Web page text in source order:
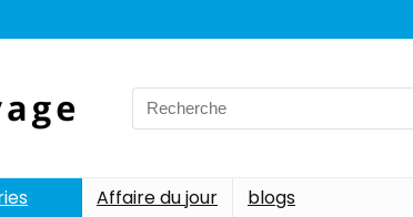
Search
for:
Affaire du jour blogs